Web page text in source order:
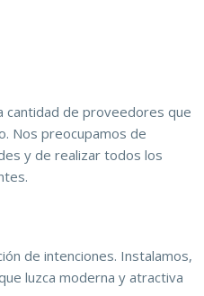
cantidad de proveedores que
Nos preocupamos de
y de realizar todos los
de intenciones. Instalamos,
luzca moderna y atractiva